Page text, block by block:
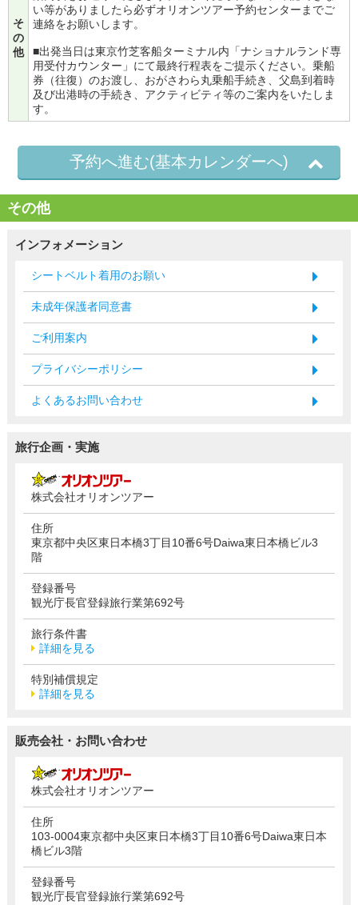
そ
の
他
い等がありましたら必ずオリオンツアー予約センターまでご
連絡をお願いします。
■出発当日は東京竹芝客船ターミナル内「ナショナルランド専
用受付カウンター」にて最終行程表をご提示ください。乗船
券（往復）のお渡し、おがさわら丸乗船手続き、父島到着時
及び出港時の手続き、アクティビティ等のご案内をいたしま
す。
予約へ進む(基本カレンダーへ)
その他
インフォメーション
シートベルト着用のお願い
未成年保護者同意書
ご利用案内
プライバシーポリシー
よくあるお問い合わせ
旅行企画・実施
株式会社オリオンツアー
住所
東京都中央区東日本橋3丁目10番6号Daiwa東日本橋ビル3
階
登録番号
観光庁長官登録旅行業第692号
旅行条件書
詳細を見る
特別補償規定
詳細を見る
販売会社・お問い合わせ
株式会社オリオンツアー
住所
103-0004東京都中央区東日本橋3丁目10番6号Daiwa東日本
橋ビル3階
登録番号
観光庁長官登録旅行業第692号